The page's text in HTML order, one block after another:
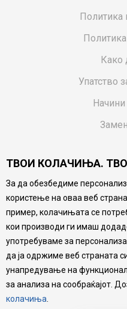
Политика
Како
Упатство
Начини
Настојуваме да бидеме
производите,
можеме да
комплетни и без
нашата понуда, но не
достапни
ТВОИ КОЛАЧИЊА.
За да обезбедиме
користење на оваа веб
пример, колачињата се
кои производи ги имаш
употребуваме за
да ја одржиме веб страната
унапредување на
за анализа на сообраќајот.
колачиња